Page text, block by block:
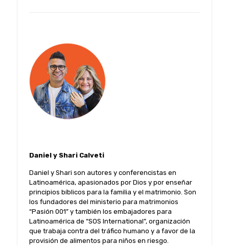
Daniel y Shari Calveti
Daniel y Shari son autores y conferencistas en
Latinoamérica, apasionados por Dios y por enseñar
principios bíblicos para la familia y el matrimonio. Son
los fundadores del ministerio para matrimonios
“Pasión 001” y también los embajadores para
Latinoamérica de “SOS International”, organización
que trabaja contra del tráfico humano y a favor de la
provisión de alimentos para niños en riesgo.